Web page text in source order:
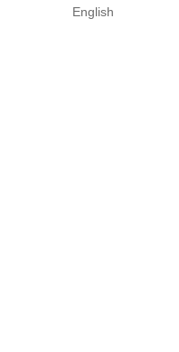
English